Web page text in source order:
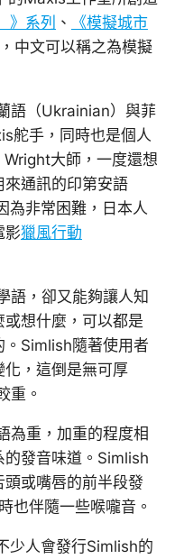
》系列 、
《模擬城市
中文可以稱之為模擬
語（Ukrainian）與菲
舵手，同時也是個人
大師，一度還想
來通訊的印第安語
為非常困難，日本人
影獵風行動
語，卻又能夠讓人知
想什麼，可以都是
Simlish隨著使用者
，這倒是無可厚
重。
為重，加重的程度相
的發音味道。Simlish
或嘴唇的前半段發
也伴隨一些喉嚨音。
少人會發行Simlish的